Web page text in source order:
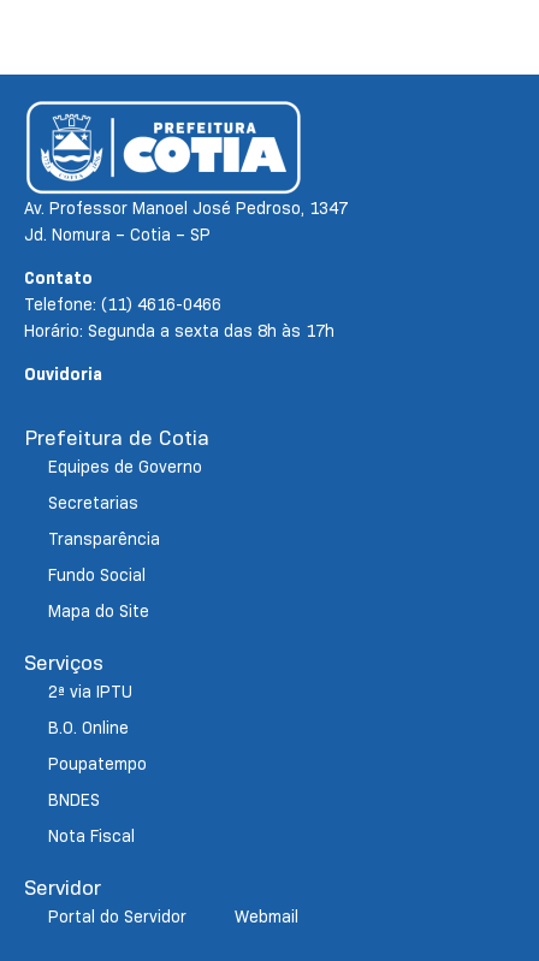
Av. Professor Manoel José Pedroso, 1347
Jd. Nomura – Cotia – SP
Contato
Telefone: (11) 4616-0466
Horário: Segunda a sexta das 8h às 17h
Ouvidoria
Prefeitura de Cotia
Equipes de Governo
Secretarias
Transparência
Fundo Social
Mapa do Site
Serviços
2ª via IPTU
B.O. Online
Poupatempo
BNDES
Nota Fiscal
Servidor
Portal do Servidor Webmail